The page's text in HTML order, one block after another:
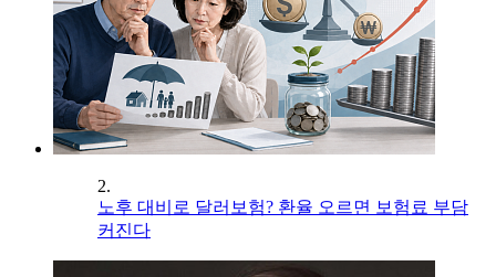
2.
노후 대비로 달러보험? 환율 오르면 보험료 부담
커진다